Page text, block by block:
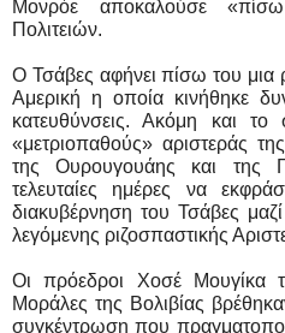
Μονρόε αποκαλούσε
Πολιτειών.
Ο Τσάβες αφήνει πίσω του μια
Αμερική η οποία κινήθηκε
κατευθύνσεις. Ακόμη και το
«μετριοπαθούς» αριστεράς
της Ουρουγουάης και της
τελευταίες ημέρες να
διακυβέρνηση του Τσάβες
λεγόμενης ριζοσπαστικής
Οι πρόεδροι Χοσέ Μουγίκα
Μοράλες της Βολιβίας
συγκέντρωση που